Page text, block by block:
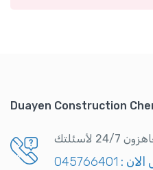
Duayen Construction
الان : 045766401